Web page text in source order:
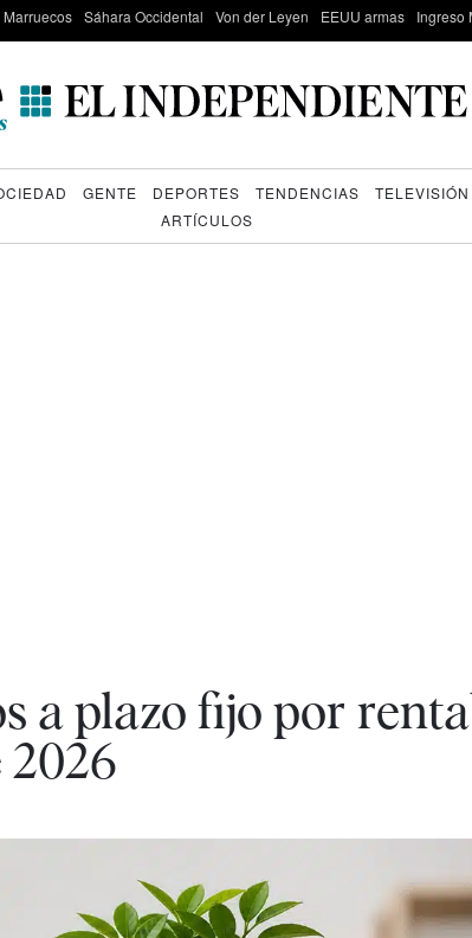
Marruecos Sáhara Occidental Von der Leyen EEUU armas Ingreso
GENTE DEPORTES TENDENCIAS
TELEVISIÓN
ARTÍCULOS
a plazo fijo por